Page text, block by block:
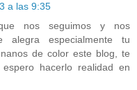
a las 9:35
nos seguimos y nos
alegra especialmente tu
de color este blog, te
hacerlo realidad en